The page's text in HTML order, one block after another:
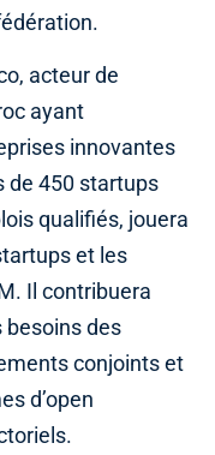
acteur de
ayant
innovantes
de 450 startups
qualifiés, jouera
et les
Il contribuera
besoins des
conjoints et
d’open